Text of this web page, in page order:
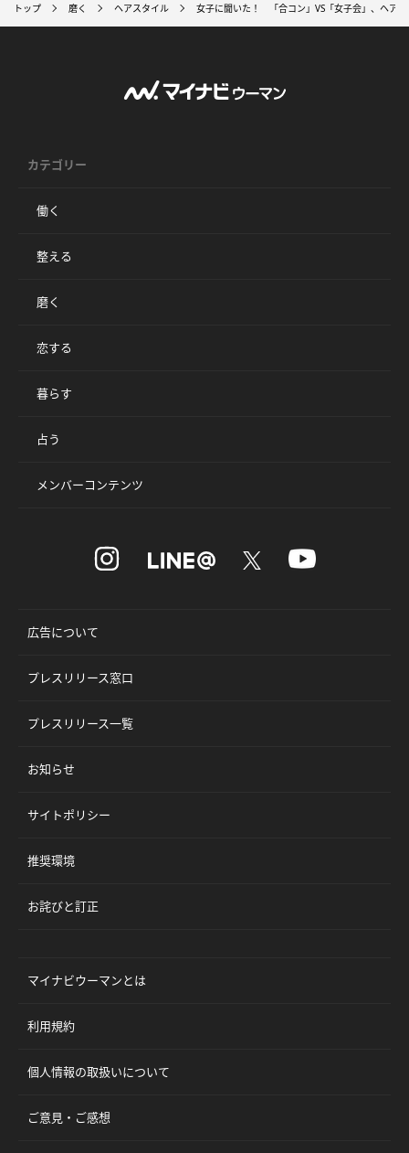
トップ 磨く ヘアスタイル 女子に聞いた！ 「合コン」VS「女子会」、ヘア
カテゴリー
働く
整える
磨く
恋する
暮らす
占う
メンバーコンテンツ
広告について
プレスリリース窓口
プレスリリース一覧
お知らせ
サイトポリシー
推奨環境
お詫びと訂正
マイナビウーマンとは
利用規約
個人情報の取扱いについて
ご意見・ご感想